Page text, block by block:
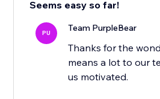
Seems easy so far!
PU Team PurpleBear
Thanks for the
means a lot to our
us motivated.